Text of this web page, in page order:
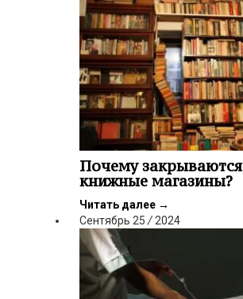
Почему закрываются
книжные магазины?
Читать далее →
Сентябрь 25/2024